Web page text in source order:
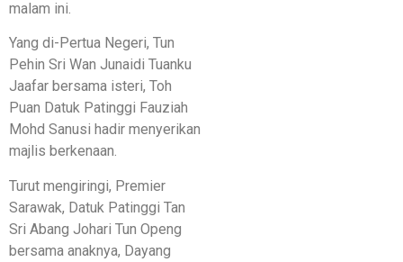
malam ini.
Yang di-Pertua Negeri, Tun
Pehin Sri Wan Junaidi Tuanku
Jaafar bersama isteri, Toh
Puan Datuk Patinggi Fauziah
Mohd Sanusi hadir menyerikan
majlis berkenaan.
Turut mengiringi, Premier
Sarawak, Datuk Patinggi Tan
Sri Abang Johari Tun Openg
bersama anaknya, Dayang